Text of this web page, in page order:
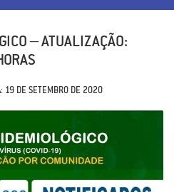
– ATUALIZAÇÃO:
19 DE SETEMBRO DE 2020